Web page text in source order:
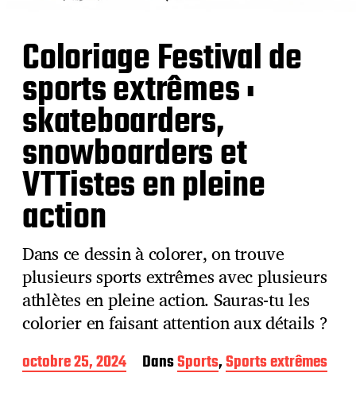
Coloriage Festival de
sports extrêmes :
skateboarders,
snowboarders et
VTTistes en pleine
action
Dans ce dessin à colorer, on trouve
plusieurs sports extrêmes avec plusieurs
athlètes en pleine action. Sauras-tu les
colorier en faisant attention aux détails ?
D
a
octobre 25, 2024 DansSports,Sports extrêmes